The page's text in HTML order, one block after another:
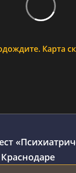
Карта